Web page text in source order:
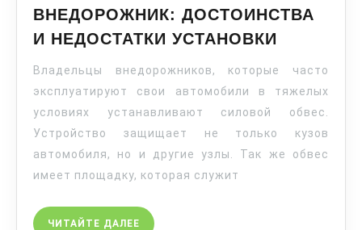
ВНЕДОРОЖНИК: ДОСТОИНСТВА
И НЕДОСТАТКИ УСТАНОВКИ
Владельцы внедорожников, которые часто
эксплуатируют свои автомобили в тяжелых
условиях устанавливают силовой обвес.
Устройство защищает не только кузов
автомобиля, но и другие узлы. Так же обвес
имеет площадку, которая служит
ЧИТАЙТЕ ДАЛЕЕ